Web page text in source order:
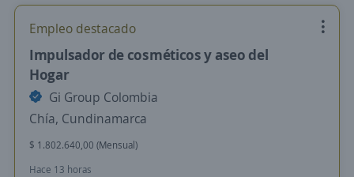
Empleo destacado
Impulsador de cosméticos y aseo del
Hogar
Gi Group Colombia
Chía, Cundinamarca
$ 1.802.640,00 (Mensual)
Hace 13 horas